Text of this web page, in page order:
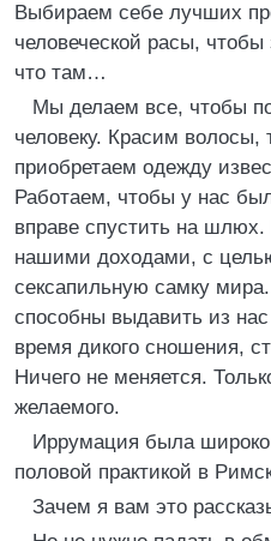
Выбираем себе лучших
человеческой расы,
что там…
Мы делаем все, чтобы
человеку. Красим волосы,
приобретаем одежду
Работаем, чтобы у нас
вправе спустить на
нашими доходами, с
сексапильную самку
способны выдавить из
время дикого сношения,
Ничего не меняется.
желаемого.
Иррумация была широко
половой практикой в
Зачем я вам это